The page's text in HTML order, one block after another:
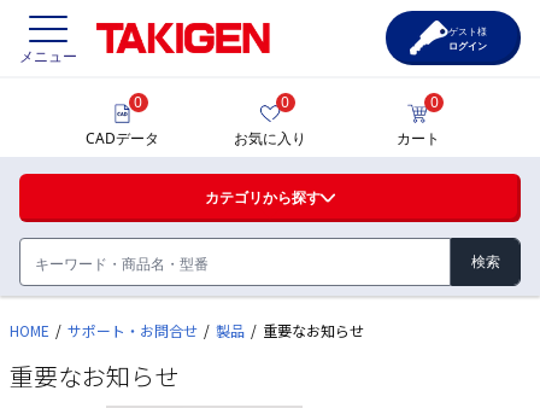
価格一覧
製品カタログ
サポート・お問合せ
メニュー
カテゴリから探す
0
CADデータ
0
お気に入り
0
カート
ゲスト様
ログイン
ハンドル・取手・つまみ・周辺機器
FA・A
HOME サポート・お問合せ 製品 重要なお知らせ
重要なお知らせ